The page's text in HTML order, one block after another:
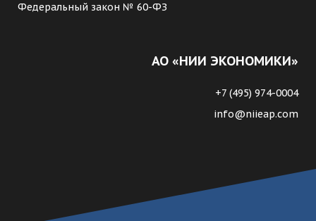
Федеральный закон № 60-ФЗ
АО «НИИ ЭКОНОМИКИ»
+7 (495) 974-0004
info@niieap.com